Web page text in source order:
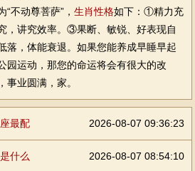
动尊菩萨”， 生肖性格如下：①精力充
，讲究效率。③果断、敏锐、好表现自
，体能衰退。如果您能养成早睡早起
园运动，那您的命运将会有很大的改
事业圆满，家。
最配 2026-08-07 09:36:23
什么 2026-08-07 08:54:10